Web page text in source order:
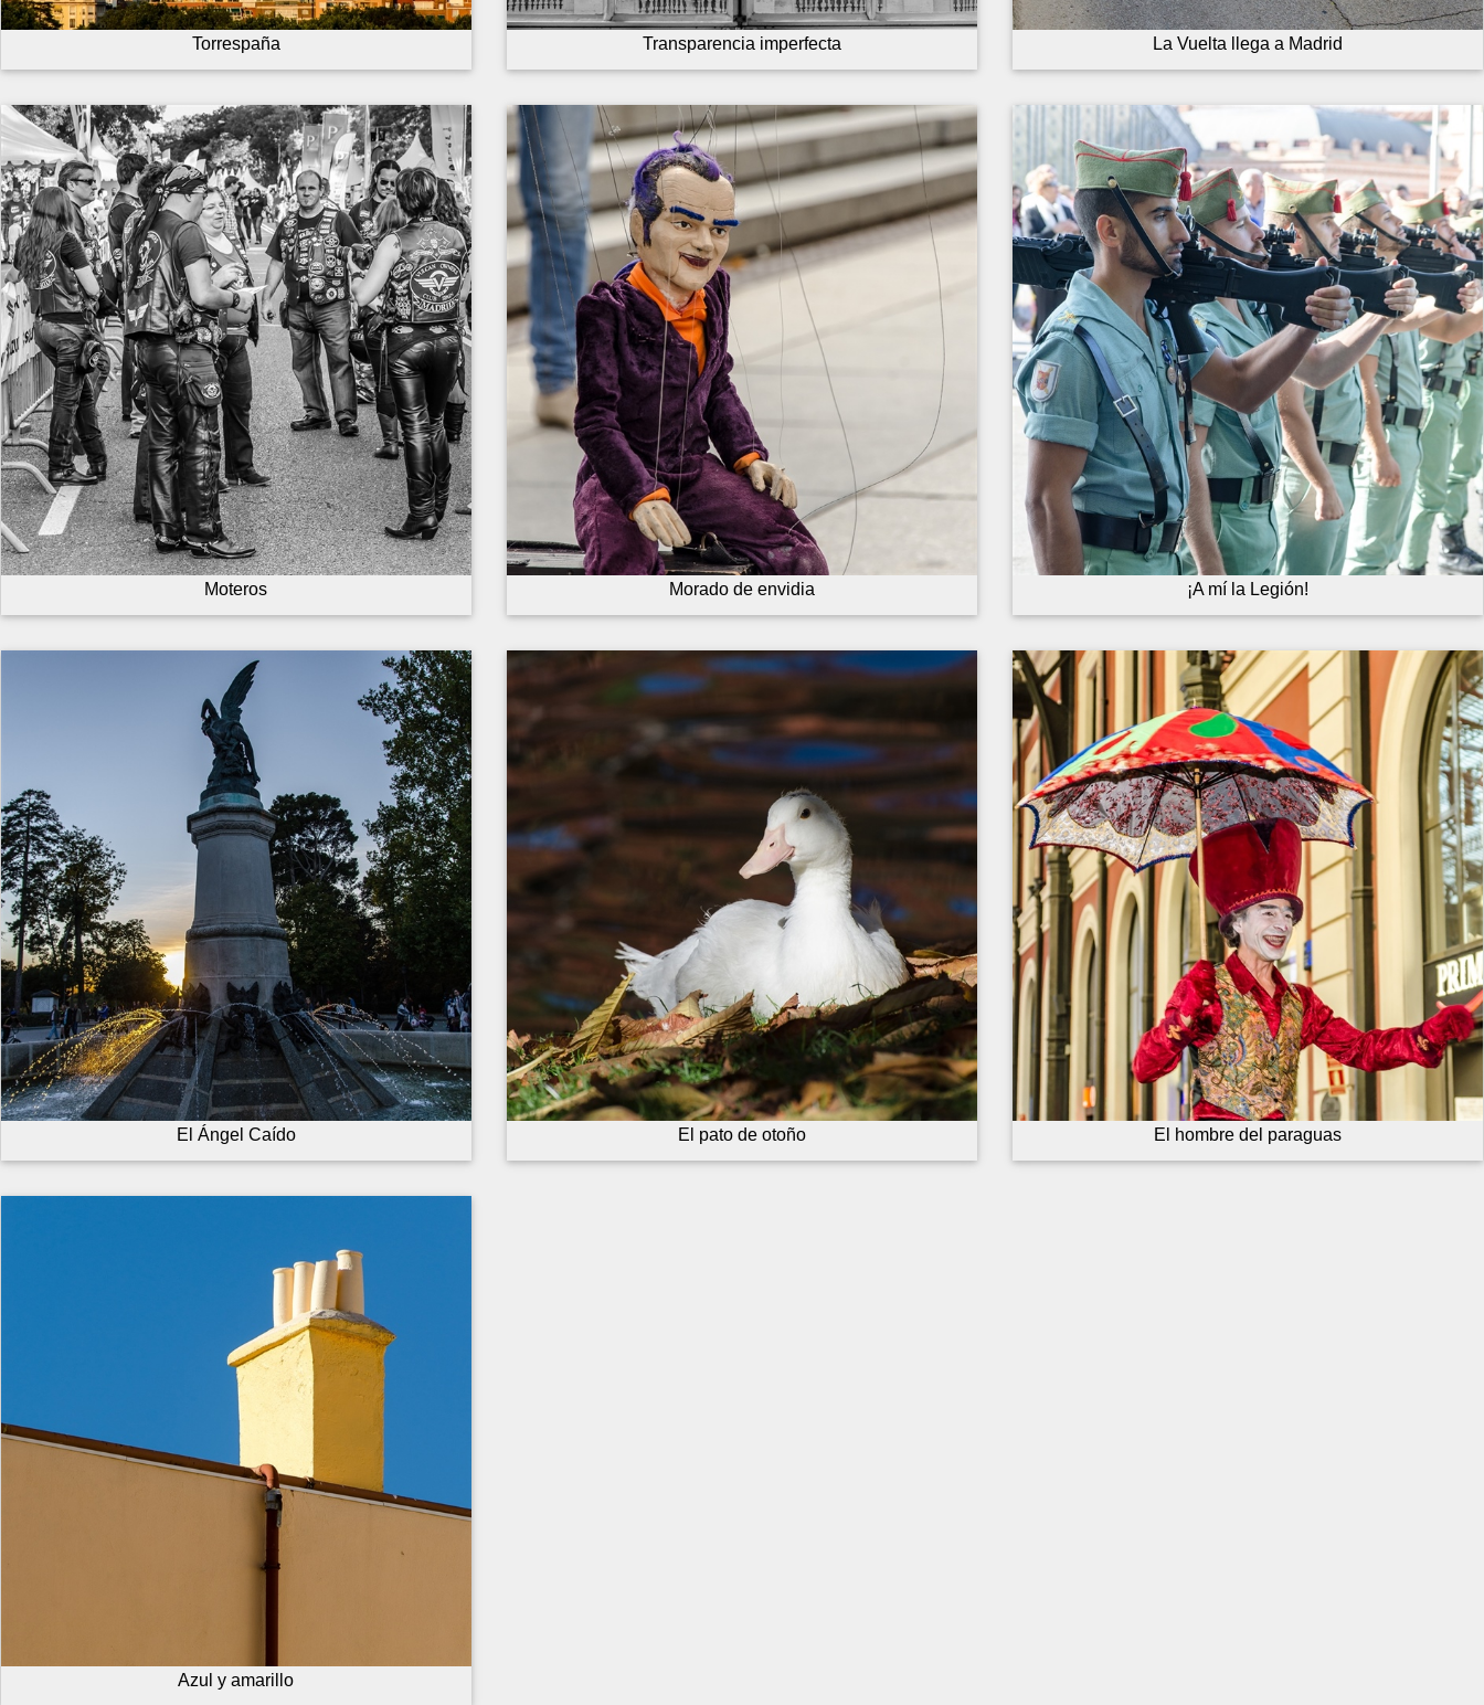
Torrespaña Transparencia imperfecta La Vuelta llega a Madrid
Moteros Morado de envidia ¡A mí la Legión!
El Ángel Caído El pato de otoño El hombre del paraguas
Azul y amarillo